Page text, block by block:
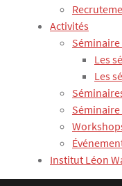
Activités
Séminaire
Les
Les
Séminaire
Institut Léon